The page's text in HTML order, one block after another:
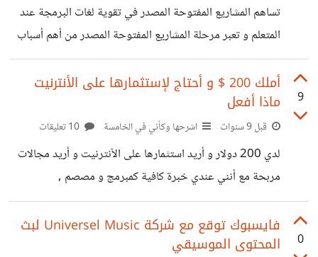
تساهم المشاريع المفتوحة المصدر في تقوية لغات البرمجة عند
المتعلم و تعبر مرحلة المشاريع المفتوحة المصدر من أهم أسباب
إتقان المبرمج لتقوية لغة برمجية معينة كلنا نعرف github و
لكن أنا اليوم أبحث عن موقع متخصص في مجال واحد فقط
كالويب أو الأندرويد المرجو المشاركة
9
أملك 200 $ و أحتاج لإستثمارها على الأنترنيت
ماذا أفعل
قبل 9 سنوات اشرحها وكأني في الخامسة
لدي 200 دولار و أريد استثمارها على الأنترنيت و أريد مجالات
مربحة مع أنني عندي خبرة كافية كمبرمج و مصصم ,
0
فايسبوك توقع مع شركة Universel Music لبث
المحتوى الموسيقي